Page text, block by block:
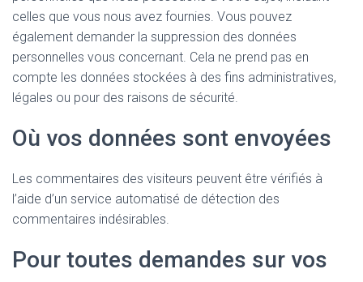
celles que vous nous avez fournies. Vous pouvez
également demander la suppression des données
personnelles vous concernant. Cela ne prend pas en
compte les données stockées à des fins administratives,
légales ou pour des raisons de sécurité.
Où vos données sont envoyées
Les commentaires des visiteurs peuvent être vérifiés à
l’aide d’un service automatisé de détection des
commentaires indésirables.
Pour toutes demandes sur vos